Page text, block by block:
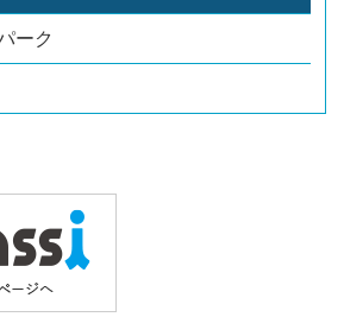
ーク